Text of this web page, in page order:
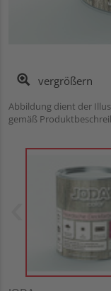
vergrößern
Abbildung dient der
gemäß